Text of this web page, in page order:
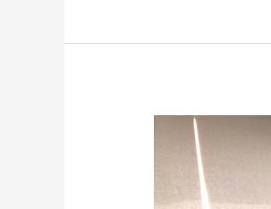
Δράσεις
εκπαιδεύσεων